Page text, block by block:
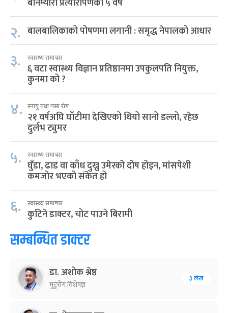
बोनम्यारो प्रत्यारोपणका ५ वर्ष
२. बालबालिकाको पोषणमा लगानी : समृद्ध नेपालको आधार
३. स्वास्थ्य समाचार
६ वटा स्वास्थ्य विज्ञान प्रतिष्ठानमा उपकुलपति नियुक्त,
कुनमा को ?
४. स्नायु तथा नसा रोग
२१ वर्षअघि घाँटीमा देखिएको थियो सानो डल्लो, रहेछ
दुर्लभ ट्युमर
५. स्वास्थ्य समाचार
घुँडा, ढाड वा काँध दुख्नु उमेरको दोष होइन, मांसपेशी
कमजोर भएको संकेत हो
६. स्वास्थ्य समाचार
कुटिने डाक्टर, चोट पाउने बिरामी
सम्बन्धित डाक्टर
डा. अशोक श्रेष्ठ
मुटुरोग विशेषज्ञ
३ लेख